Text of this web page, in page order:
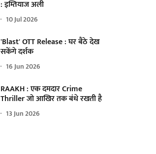
: इम्तियाज अली
10 Jul 2026
'Blast' OTT Release : घर बैठे देख
सकेंगे दर्शक
16 Jun 2026
RAAKH : एक दमदार Crime
Thriller जो आखिर तक बंधे रखती है
13 Jun 2026